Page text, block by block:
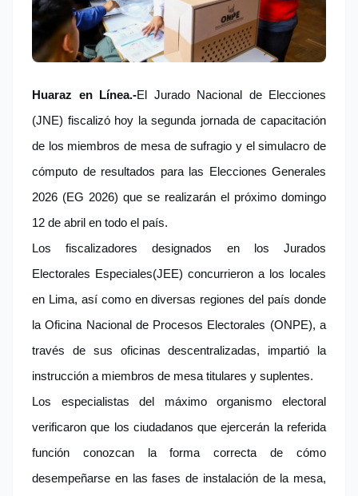
Huaraz en Línea.-El Jurado Nacional de Elecciones
(JNE) fiscalizó hoy la segunda jornada de capacitación
de los miembros de mesa de sufragio y el simulacro de
cómputo de resultados para las Elecciones Generales
2026 (EG 2026) que se realizarán el próximo domingo
12 de abril en todo el país.
Los fiscalizadores designados en los Jurados
Electorales Especiales(JEE) concurrieron a los locales
en Lima, así como en diversas regiones del país donde
la Oficina Nacional de Procesos Electorales (ONPE), a
través de sus oficinas descentralizadas, impartió la
instrucción a miembros de mesa titulares y suplentes.
Los especialistas del máximo organismo electoral
verificaron que los ciudadanos que ejercerán la referida
función conozcan la forma correcta de cómo
desempeñarse en las fases de instalación de la mesa,